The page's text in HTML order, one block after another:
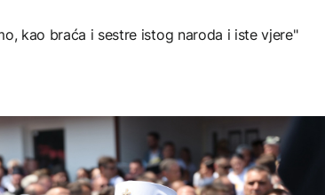
kao braća i sestre istog naroda i iste vjere"